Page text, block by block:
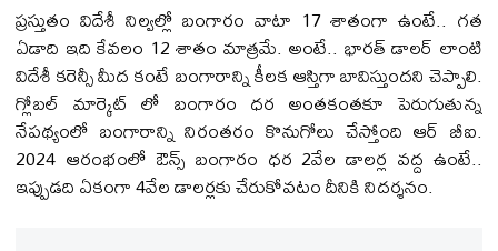
ప్రస్తుతం విదేశీ నిల్వల్లో బంగారం వాటా 17 శాతంగా ఉంటే.. గత
ఏడాది ఇది కేవలం 12 శాతం మాత్రమే. అంటే.. భారత్ డాలర్ లాంటి
విదేశీ కరెన్సీ మీద కంటే బంగారాన్ని కీలక ఆస్తిగా బావిస్తుందని చెప్పాలి.
గ్లోబల్ మార్కెట్ లో బంగారం ధర అంతకంతకూ పెరుగుతున్న
నేపథ్యంలో బంగారాన్ని నిరంతరం కొనుగోలు చేస్తోంది ఆర్ బీఐ.
2024 ఆరంభంలో ఔన్స్ బంగారం ధర 2వేల డాలర్ల వద్ద ఉంటే..
ఇప్పుడది ఏకంగా 4వేల డాలర్లకు చేరుకోవటం దీనికి నిదర్శనం.